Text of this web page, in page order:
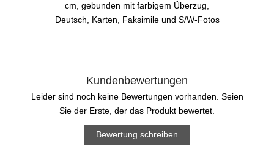
cm, gebunden mit farbigem Überzug,
Deutsch, Karten, Faksimile und S/W-Fotos
Kundenbewertungen
Leider sind noch keine Bewertungen vorhanden. Seien
Sie der Erste, der das Produkt bewertet.
Bewertung schreiben